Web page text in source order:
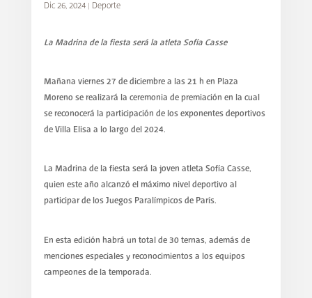
Dic 26, 2024| Deporte
La Madrina de la fiesta será la atleta Sofía Casse
Mañana viernes 27 de diciembre a las 21 h en Plaza
Moreno se realizará la ceremonia de premiación en la cual
se reconocerá la participación de los exponentes deportivos
de Villa Elisa a lo largo del 2024.
La Madrina de la fiesta será la joven atleta Sofía Casse,
quien este año alcanzó el máximo nivel deportivo al
participar de los Juegos Paralímpicos de París.
En esta edición habrá un total de 30 ternas, además de
menciones especiales y reconocimientos a los equipos
campeones de la temporada.